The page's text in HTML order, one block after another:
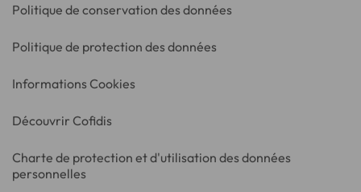
Politique de conservation des données
Politique de protection des données
Informations Cookies
Découvrir Cofidis
Charte de protection et d'utilisation des données
personnelles